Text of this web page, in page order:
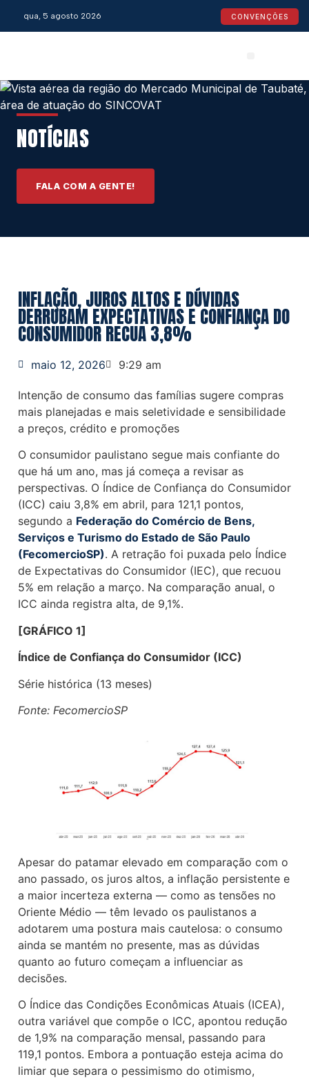
qua, 5 agosto 2026 CONVENÇÕES
NOTÍCIAS
FALA COM A GENTE!
INFLAÇÃO, JUROS ALTOS E DÚVIDAS
DERRUBAM EXPECTATIVAS E CONFIANÇA DO
CONSUMIDOR RECUA 3,8%
maio 12, 2026 9:29 am
Intenção de consumo das famílias sugere compras
mais planejadas e mais seletividade e sensibilidade
a preços, crédito e promoções
O consumidor paulistano segue mais confiante do
que há um ano, mas já começa a revisar as
perspectivas. O Índice de Confiança do Consumidor
(ICC) caiu 3,8% em abril, para 121,1 pontos,
segundo a Federação do Comércio de Bens,
Serviços e Turismo do Estado de São Paulo
(FecomercioSP). A retração foi puxada pelo Índice
de Expectativas do Consumidor (IEC), que recuou
5% em relação a março. Na comparação anual, o
ICC ainda registra alta, de 9,1%.
[GRÁFICO 1]
Índice de Confiança do Consumidor (ICC)
Série histórica (13 meses)
Fonte: FecomercioSP
Apesar do patamar elevado em comparação com o
ano passado, os juros altos, a inflação persistente e
a maior incerteza externa — como as tensões no
Oriente Médio — têm levado os paulistanos a
adotarem uma postura mais cautelosa: o consumo
ainda se mantém no presente, mas as dúvidas
quanto ao futuro começam a influenciar as
decisões.
O Índice das Condições Econômicas Atuais (ICEA),
outra variável que compõe o ICC, apontou redução
de 1,9% na comparação mensal, passando para
119,1 pontos. Embora a pontuação esteja acima do
limiar que separa o pessimismo do otimismo,